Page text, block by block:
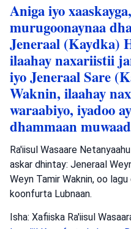
Aniga iyo
murugoonaynaa
Jeneraal (Kaydka)
ilaahay naxariistii
iyo Jeneraal Sare
Waknin, ilaahay
waraabiyo, iyadoo
dhammaan
Ra'iisul Wasaare
askar dhintay: Jeneraal
Weyn Tamir Waknin, oo
koonfurta Lubnaan.
Isha: Xafiiska Ra'iisul